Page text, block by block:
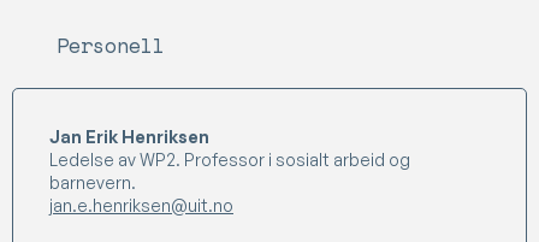
Personell
Jan Erik Henriksen
Ledelse av WP2. Professor i sosialt arbeid og
barnevern.
jan.e.henriksen@uit.no